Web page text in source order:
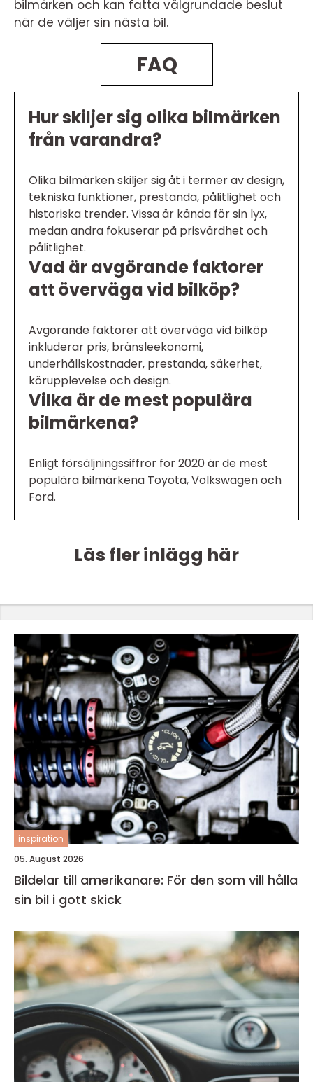
bilmärken och kan fatta välgrundade beslut
när de väljer sin nästa bil.
FAQ
Hur skiljer sig olika bilmärken
från varandra?
Olika bilmärken skiljer sig åt i termer av design,
tekniska funktioner, prestanda, pålitlighet och
historiska trender. Vissa är kända för sin lyx,
medan andra fokuserar på prisvärdhet och
pålitlighet.
Vad är avgörande faktorer
att överväga vid bilköp?
Avgörande faktorer att överväga vid bilköp
inkluderar pris, bränsleekonomi,
underhållskostnader, prestanda, säkerhet,
körupplevelse och design.
Vilka är de mest populära
bilmärkena?
Enligt försäljningssiffror för 2020 är de mest
populära bilmärkena Toyota, Volkswagen och
Ford.
Läs fler inlägg här
inspiration
05. August 2026
Bildelar till amerikanare: För den som vill hålla
sin bil i gott skick